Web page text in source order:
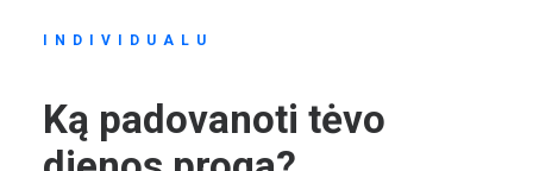
INDIVIDUALU
Ką padovanoti tėvo